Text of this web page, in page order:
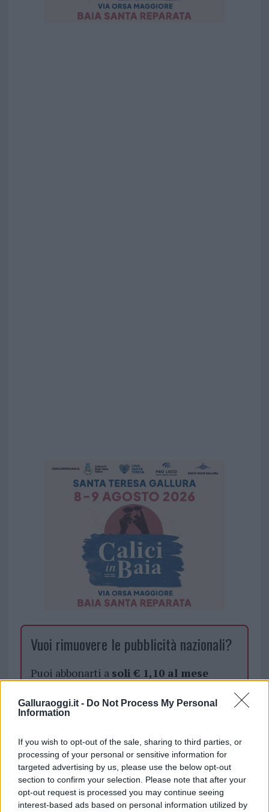
Galluraoggi.it - Do Not Process My Personal
Information
If you wish to opt-out of the sale, sharing to third parties, or
processing of your personal or sensitive information for
targeted advertising by us, please use the below opt-out
section to confirm your selection. Please note that after your
opt-out request is processed you may continue seeing
interest-based ads based on personal information utilized by
Vuoi rimuovere le pubblicità nazionali?
Puoi abbonarti a soli € 1,10 al mese
Sei già abbonato?
Puoi effettuare l'accesso andando nella
sezioneLogindal menù del sito o
cliccandoqui